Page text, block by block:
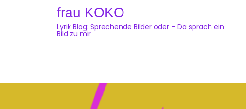
frau KOKO
Lyrik Blog: Sprechende Bilder oder – Da sprach ein
Bild zu mir